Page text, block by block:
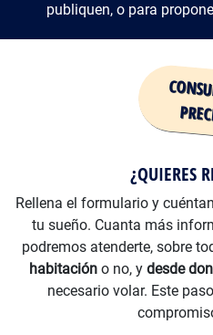
publiquen, o para
¿QUIERES
Rellena el formulario y
tu sueño. Cuanta más
podremos atenderte, sobre
habitación o no, y desde
necesario volar. Este